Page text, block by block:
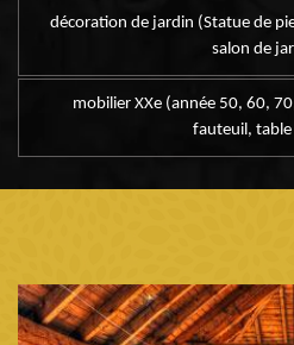
décoration de jardin (Statue de
salon de
mobilier XXe (année 50, 60,
fauteuil, table